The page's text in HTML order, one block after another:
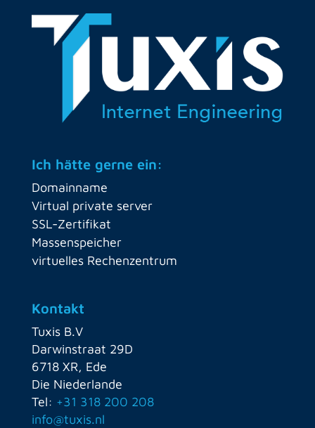
Ich hätte gerne ein:
Domainname
Virtual private server
SSL-Zertifikat
Massenspeicher
virtuelles Rechenzentrum
Kontakt
Tuxis B.V
Darwinstraat 29D
6718 XR, Ede
Die Niederlande
Tel: +31 318 200 208
info@tuxis.nl